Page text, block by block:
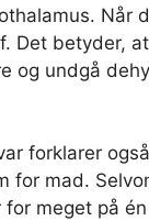
Når
Det betyder,
og undgå
forklarer
for mad.
for meget på